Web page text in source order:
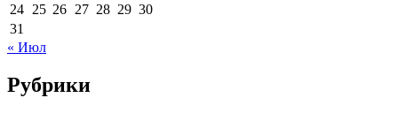
24 25 26 27 28 29 30
31
« Июл
Рубрики